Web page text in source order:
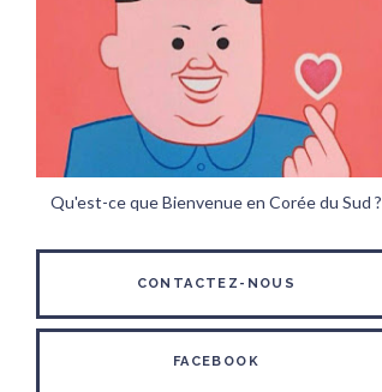
Qu'est-ce que Bienvenue en Corée du Sud ?
CONTACTEZ-NOUS
FACEBOOK